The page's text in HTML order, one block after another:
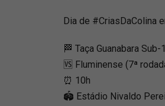
Dia de #CriasDaColina
🏁 Taça Guanabara Sub-
🆚 Fluminense (7ª
⏰ 10h
🏟️ Estádio Nivaldo